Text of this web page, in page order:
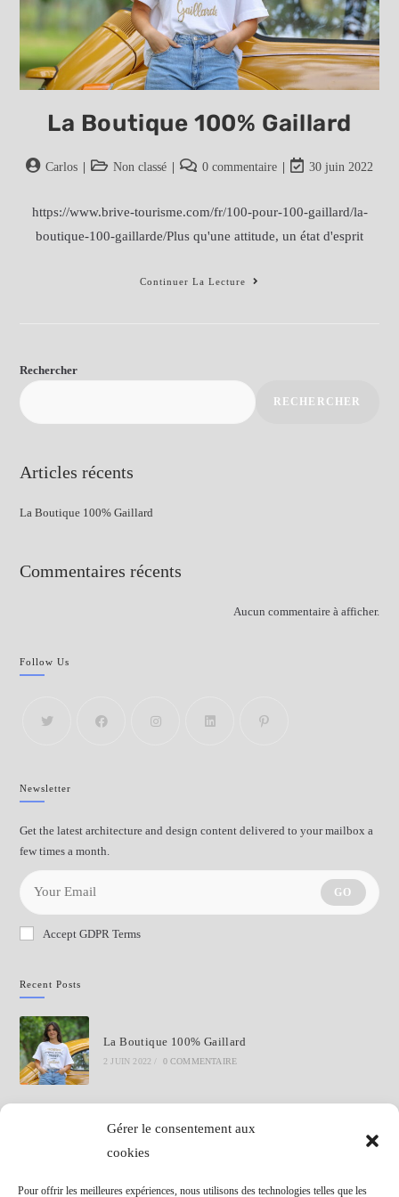
Gérer le consentement aux
cookies
Pour offrir les meilleures expériences, nous utilisons des technologies telles que les
La Boutique 100% Gaillard
Auteur/autrice
publication :
Carlos
Post Non classé
Post 0 commentaire
Post30 juin 2022
https://www.brive-tourisme.com/fr/100-pour-100-gaillard/la-
boutique-100-gaillarde/Plus qu'une attitude, un état d'esprit
Continuer La Lecture
La
Rechercher
RECHERCHER
Articles récents
La Boutique 100% Gaillard
Commentaires récents
Aucun commentaire à afficher.
Follow Us
Newsletter
Get the latest architecture and design content delivered to your mailbox a
few times a month.
GO
Accept GDPR Terms
Recent Posts
La Boutique 100% Gaillard
2 JUIN 2022 / 0 COMMENTAIRE
Commentaires Récents